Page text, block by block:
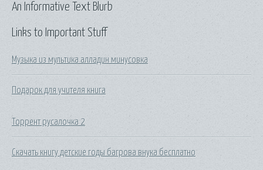
Links to Important Stuff
Музыка из мультика алладин минусовка
Подарок для учителя книга
Торрент русалочка 2
Скачать книгу детские годы багрова внука бесплатно
An Informative Text Blurb